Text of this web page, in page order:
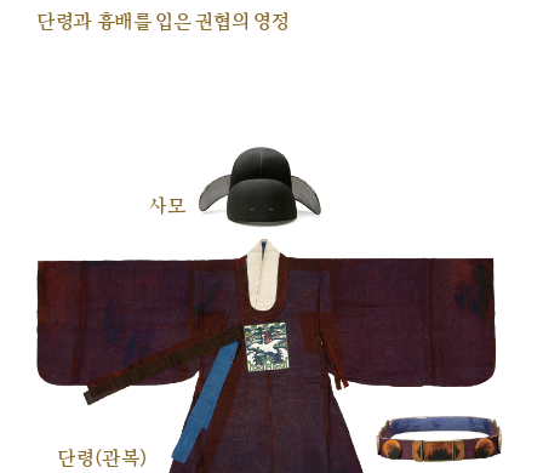
단령과 흉배를 입은 권협의 영정
사모
단령(관복)